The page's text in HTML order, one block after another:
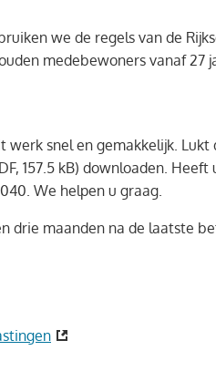
we de regels van de
medebewoners vanaf 27
werk snel en gemakkelijk.
157.5 kB) downloaden. Heeft
We helpen u graag.
drie maanden na de laatste